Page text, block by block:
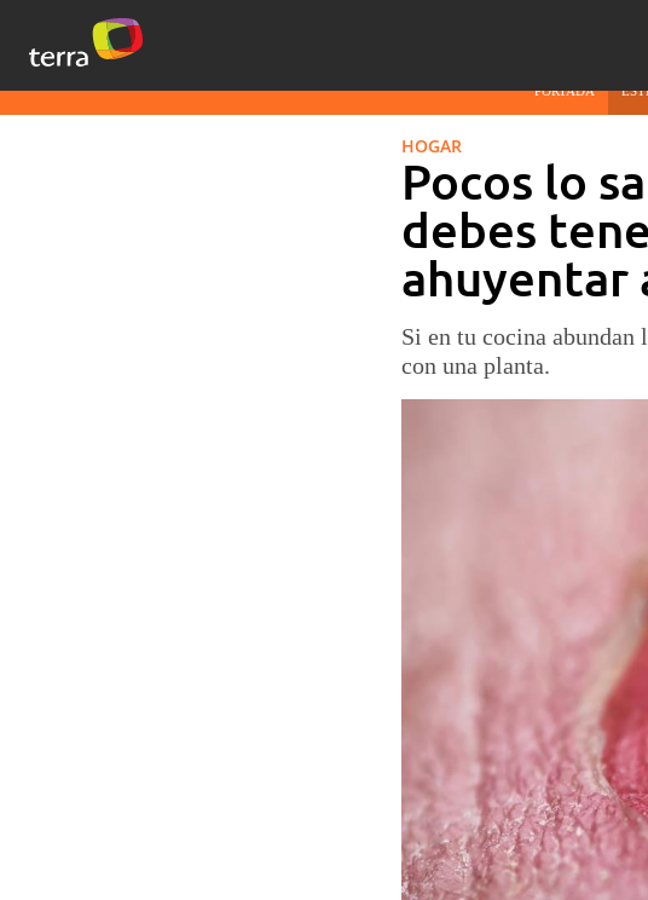
PORTADA
HOGAR
Pocos lo
debes
ahuyentar
Si en tu cocina abundan
con una planta.